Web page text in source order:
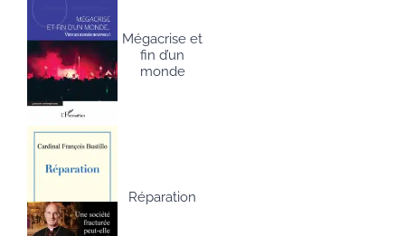
Mégacrise et
fin d’un
monde
Réparation